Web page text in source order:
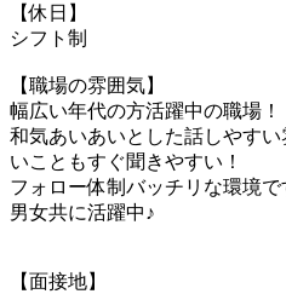
【休日】
シフト制
【職場の雰囲気】
幅広い年代の方活躍中の職場！
和気あいあいとした話しやす
いこともすぐ聞きやすい！
フォロー体制バッチリな環境
男女共に活躍中♪
【面接地】